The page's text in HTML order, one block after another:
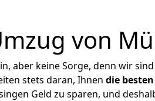
von
aber keine Sorge, denn wir
stets daran, Ihnen die
Geld zu sparen, und